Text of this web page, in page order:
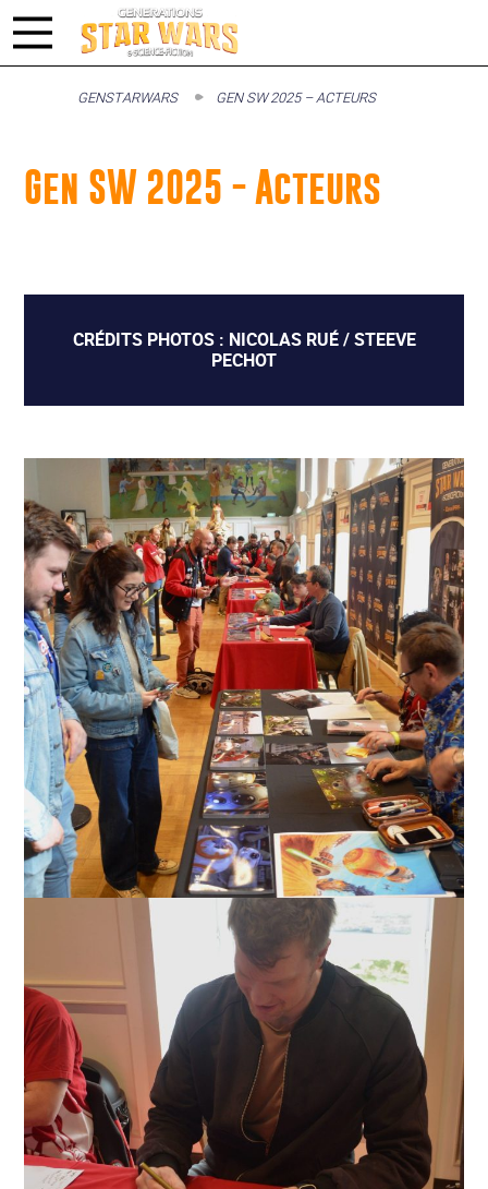
GENSTARWARS GEN SW 2025 – ACTEURS
Gen SW 2025 - Acteurs
CRÉDITS PHOTOS : NICOLAS RUÉ / STEEVE
PECHOT